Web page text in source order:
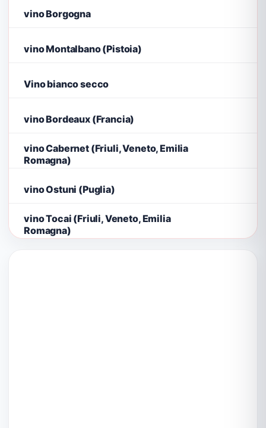
vino Borgogna
vino Montalbano (Pistoia)
Vino bianco secco
vino Bordeaux (Francia)
vino Cabernet (Friuli, Veneto, Emilia
Romagna)
vino Ostuni (Puglia)
vino Tocai (Friuli, Veneto, Emilia
Romagna)